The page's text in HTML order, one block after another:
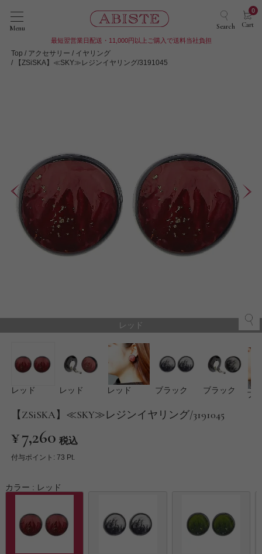
Menu Search Cart
0
最短翌営業日配送・11,000円以上ご購入で送料当社負担
Top アクセサリー
イヤリング
【ZSiSKA】≪SKY≫レジンイヤリング/3191045
レッド
レッド レッド レッド ブラック ブラック ブ
【ZSiSKA】≪SKY≫レジンイヤリング/3191045
¥7,260 税込
付与ポイント: 73 Pt.
カラー レッド